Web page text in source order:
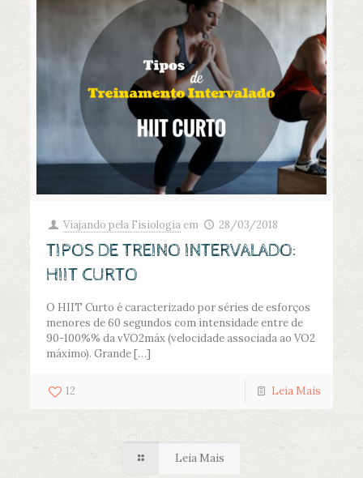
Viajando pela Fisiologia em 28/03/2018
TIPOS DE TREINO INTERVALADO:
HIIT CURTO
O HIIT Curto é caracterizado por séries de esforços
menores de 60 segundos com intensidade entre de
90-100%% da vVO2máx (velocidade associada ao VO2
máximo). Grande[…]
12 Leia Mais
Leia Mais